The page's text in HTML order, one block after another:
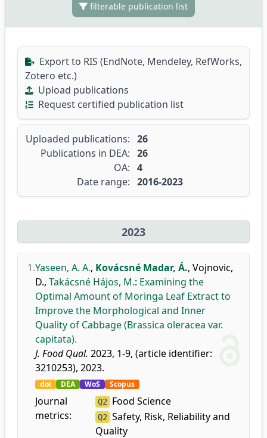
filterable publication list
Export to RIS (EndNote, Mendeley, RefWorks,
Zotero etc.)
Upload publications
Request certified publication list
Uploaded publications: 26
Publications in DEA: 26
OA: 4
Date range: 2016-2023
2023
1.Yaseen, A. A., Kovácsné Madar, Á., Vojnovic,
D., Takácsné Hájos, M.: Examining the
Optimal Amount of Moringa Leaf Extract to
Improve the Morphological and Inner
Quality of Cabbage (Brassica oleracea var.
capitata).
J. Food Qual. 2023, 1-9, (article identifier:
3210253), 2023.
doi DEA WoS Scopus
Journal
metrics:
Q2 Food Science
Q2 Safety, Risk, Reliability and
Quality